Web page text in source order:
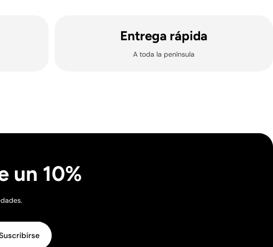
24,98€.
y locales) no se gestionan envíos ni entregas.
Entrega rápida
A toda la península
un 10%